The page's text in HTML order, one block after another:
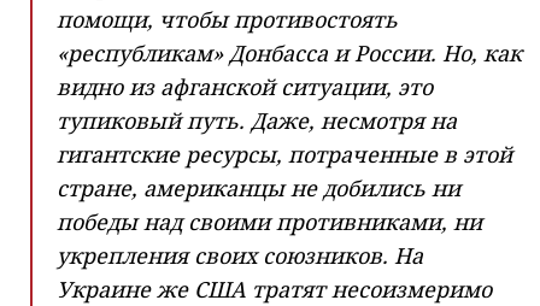
помощи, чтобы противостоять
«республикам» Донбасса и России. Но, как
видно из афганской ситуации, это
тупиковый путь. Даже, несмотря на
гигантские ресурсы, потраченные в этой
стране, американцы не добились ни
победы над своими противниками, ни
укрепления своих союзников. На
Украине же США тратят несоизмеримо